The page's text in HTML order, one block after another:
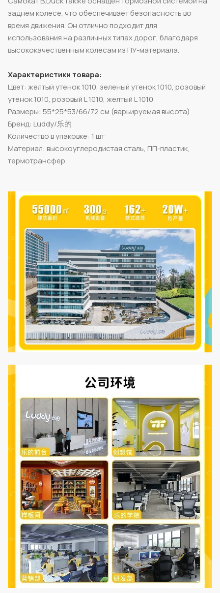
заднем колесе, что обеспечивает безопасность во
время движения. Он отлично подходит для
использования на различных типах дорог, благодаря
высококачественным колесам из ПУ-материала.
Характеристики товара:
Цвет: желтый утенок 1010, зеленый утенок 1010, розовый
утенок 1010, розовый L 1010, желтый L 1010
Размеры: 55*25*53/66/72 см (варьируемая высота)
Бренд: Luddy/乐的
Количество в упаковке: 1 шт
Материал: высокоуглеродистая сталь, ПП-пластик,
термотрансфер